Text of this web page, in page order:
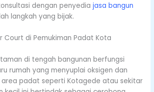
dengan penyediajasa bangun
langkah yang bijak.
Court di Pemukiman Padat Kota
di tengah bangunan berfungsi
rumah yang menyuplai oksigen dan
area padat seperti Kotagede atau sekitar